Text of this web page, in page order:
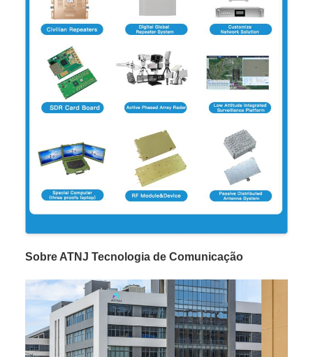
Sobre ATNJ Tecnologia de Comunicação